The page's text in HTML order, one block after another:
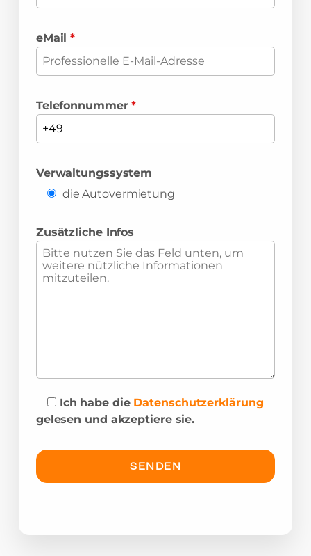
eMail*
Telefonnummer*
Verwaltungssystem
die Autovermietung
Zusätzliche Infos
Ich habe die Datenschutzerklärung
gelesen und akzeptiere sie.